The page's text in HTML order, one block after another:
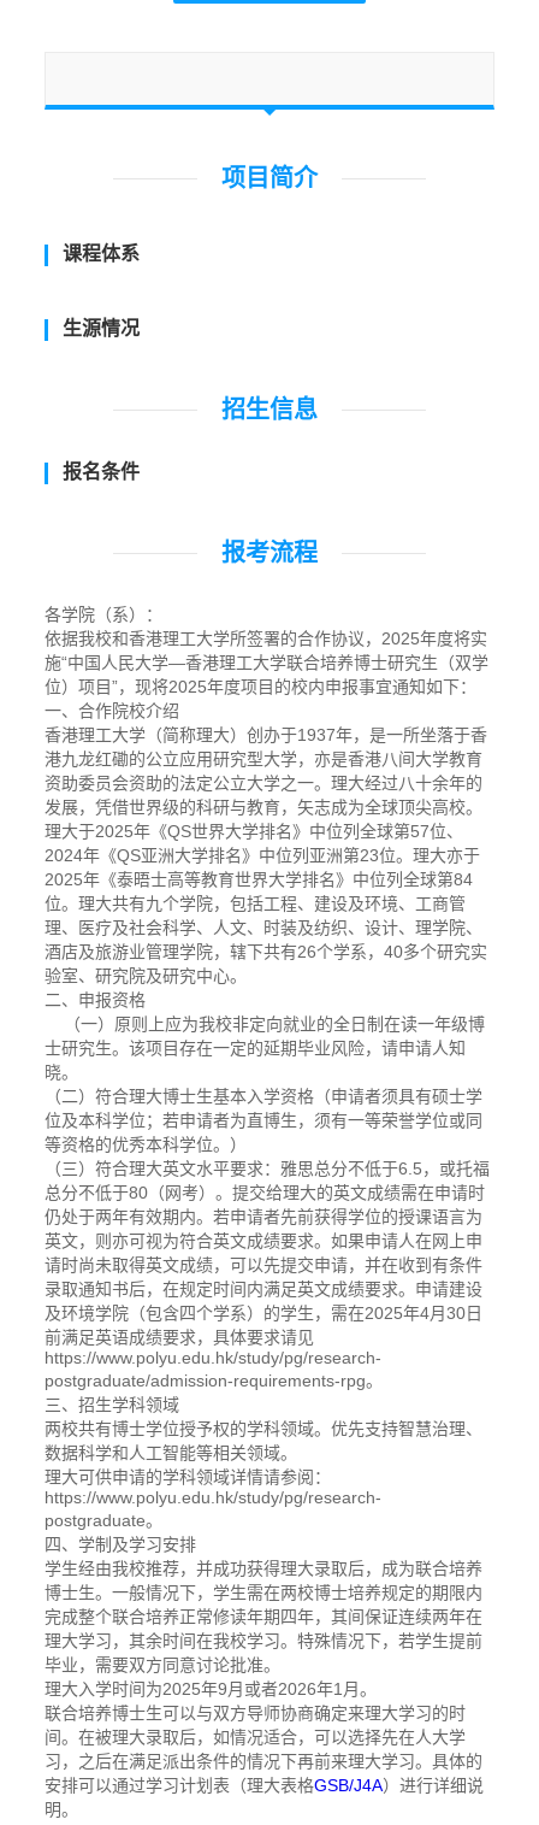
项目简介
课程体系
生源情况
招生信息
报名条件
报考流程
各学院（系）：
依据我校和香港理工大学所签署的合作协议，2025年度将实
施“中国人民大学—香港理工大学联合培养博士研究生（双学
位）项目”，现将2025年度项目的校内申报事宜通知如下：
一、合作院校介绍
香港理工大学（简称理大）创办于1937年，是一所坐落于香
港九龙红磡的公立应用研究型大学，亦是香港八间大学教育
资助委员会资助的法定公立大学之一。理大经过八十余年的
发展，凭借世界级的科研与教育，矢志成为全球顶尖高校。
理大于2025年《QS世界大学排名》中位列全球第57位、
2024年《QS亚洲大学排名》中位列亚洲第23位。理大亦于
2025年《泰晤士高等教育世界大学排名》中位列全球第84
位。理大共有九个学院，包括工程、建设及环境、工商管
理、医疗及社会科学、人文、时装及纺织、设计、理学院、
酒店及旅游业管理学院，辖下共有26个学系，40多个研究实
验室、研究院及研究中心。
二、申报资格
（一）原则上应为我校非定向就业的全日制在读一年级博
士研究生。该项目存在一定的延期毕业风险，请申请人知
晓。
（二）符合理大博士生基本入学资格（申请者须具有硕士学
位及本科学位；若申请者为直博生，须有一等荣誉学位或同
等资格的优秀本科学位。）
（三）符合理大英文水平要求：雅思总分不低于6.5，或托福
总分不低于80（网考）。提交给理大的英文成绩需在申请时
仍处于两年有效期内。若申请者先前获得学位的授课语言为
英文，则亦可视为符合英文成绩要求。如果申请人在网上申
请时尚未取得英文成绩，可以先提交申请，并在收到有条件
录取通知书后，在规定时间内满足英文成绩要求。申请建设
及环境学院（包含四个学系）的学生，需在2025年4月30日
前满足英语成绩要求，具体要求请见
https://www.polyu.edu.hk/study/pg/research-
postgraduate/admission-requirements-rpg。
三、招生学科领域
两校共有博士学位授予权的学科领域。优先支持智慧治理、
数据科学和人工智能等相关领域。
理大可供申请的学科领域详情请参阅：
https://www.polyu.edu.hk/study/pg/research-
postgraduate。
四、学制及学习安排
学生经由我校推荐，并成功获得理大录取后，成为联合培养
博士生。一般情况下，学生需在两校博士培养规定的期限内
完成整个联合培养正常修读年期四年，其间保证连续两年在
理大学习，其余时间在我校学习。特殊情况下，若学生提前
毕业，需要双方同意讨论批准。
理大入学时间为2025年9月或者2026年1月。
联合培养博士生可以与双方导师协商确定来理大学习的时
间。在被理大录取后，如情况适合，可以选择先在人大学
习，之后在满足派出条件的情况下再前来理大学习。具体的
安排可以通过学习计划表（理大表格GSB/J4A）进行详细说
明。